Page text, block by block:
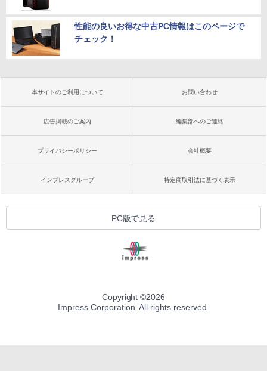
性能の良いお得な中古PC情報はこのページで
チェック！
本サイトのご利用について お問い合わせ
広告掲載のご案内 編集部へのご連絡
プライバシーポリシー 会社概要
インプレスグループ 特定商取引法に基づく表示
PC版で見る
Copyright ©2026
Impress Corporation. All rights reserved.